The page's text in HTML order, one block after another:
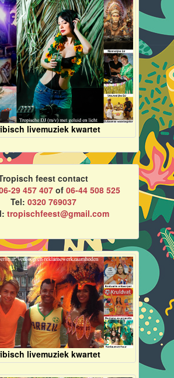
livemuziek kwartet
feest contact
29 457 407of 06-44 508 525
Tel: 0320 769037
tropischfeest@gmail.com
livemuziek kwartet